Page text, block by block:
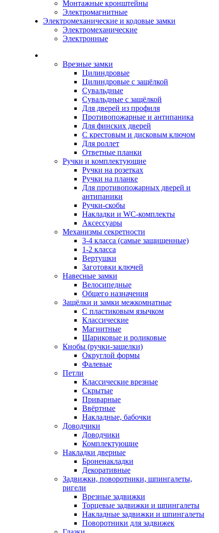
Монтажные кронштейны
Электромагнитные
Электромеханические и кодовые замки
Электромеханические
Электронные
Врезные замки
Цилиндровые
Цилиндровые с защёлкой
Сувальдные
Сувальдные с защёлкой
Для дверей из профиля
Противопожарные и антипаника
Для финских дверей
С крестовым и дисковым ключом
Для роллет
Ответные планки
Ручки и комплектующие
Ручки на розетках
Ручки на планке
Для противопожарных дверей и
антипаники
Ручки-скобы
Накладки и WC-комплекты
Аксессуары
Механизмы секретности
3-4 класса (самые защищенные)
1-2 класса
Вертушки
Заготовки ключей
Навесные замки
Велосипедные
Общего назначения
Защёлки и замки межкомнатные
С пластиковым язычком
Классические
Магнитные
Шариковые и роликовые
Кнобы (ручки-защелки)
Округлой формы
Фалевые
Петли
Классические врезные
Скрытые
Приварные
Ввёртные
Накладные, бабочки
Доводчики
Доводчики
Комплектующие
Накладки дверные
Броненакладки
Декоративные
Задвижки, поворотники, шпингалеты,
ригели
Врезные задвижки
Торцевые задвижки и шпингалеты
Накладные задвижки и шпингалеты
Поворотники для задвижек